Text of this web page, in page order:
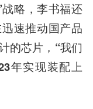
略，李书福还
速推动国产品
的芯片，“我们
年实现装配上